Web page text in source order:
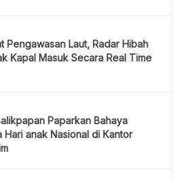
Pengawasan Laut, Radar Hibah
Kapal Masuk Secara Real Time
Paparkan Bahaya
Hari anak Nasional di Kantor